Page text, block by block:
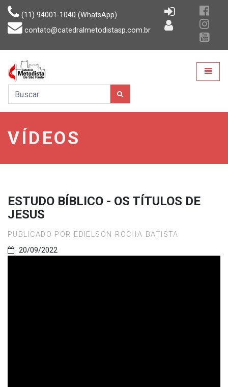
(11) 94001-1040 (WhatsApp)
contato@catedralmetodistasp.com.br
VÍDEOS
ESTUDO BÍBLICO - OS TÍTULOS DE
JESUS
PUBLICADO POR EDIELSON ROCHA BATISTA
20/09/2022